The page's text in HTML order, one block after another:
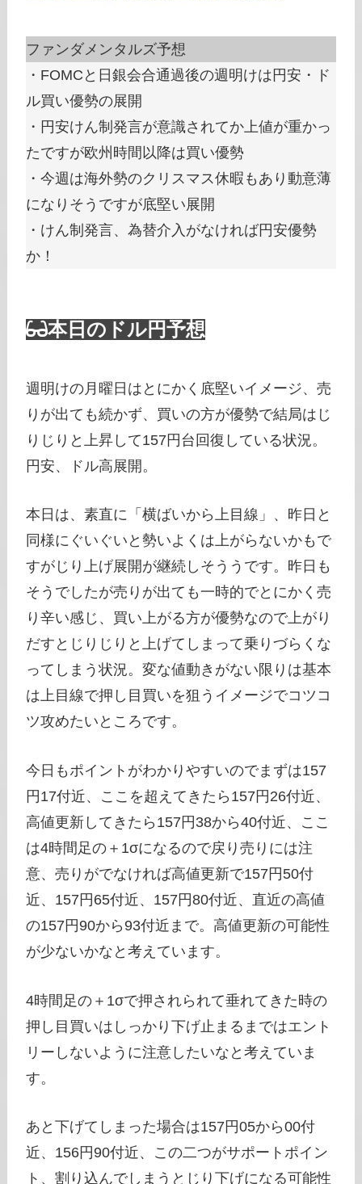
ファンダメンタルズ予想
・FOMCと日銀会合通過後の週明けは円安・ド
ル買い優勢の展開
・円安けん制発言が意識されてか上値が重かっ
たですが欧州時間以降は買い優勢
・今週は海外勢のクリスマス休暇もあり動意薄
になりそうですが底堅い展開
・けん制発言、為替介入がなければ円安優勢
か！
本日のドル円予想
週明けの月曜日はとにかく底堅いイメージ、売
りが出ても続かず、買いの方が優勢で結局はじ
りじりと上昇して157円台回復している状況。
円安、ドル高展開。
本日は、素直に「横ばいから上目線」、昨日と
同様にぐいぐいと勢いよくは上がらないかもで
すがじり上げ展開が継続しそううです。昨日も
そうでしたが売りが出ても一時的でとにかく売
り辛い感じ、買い上がる方が優勢なので上がり
だすとじりじりと上げてしまって乗りづらくな
ってしまう状況。変な値動きがない限りは基本
は上目線で押し目買いを狙うイメージでコツコ
ツ攻めたいところです。
今日もポイントがわかりやすいのでまずは157
円17付近、ここを超えてきたら157円26付近、
高値更新してきたら157円38から40付近、ここ
は4時間足の＋1σになるので戻り売りには注
意、売りがでなければ高値更新で157円50付
近、157円65付近、157円80付近、直近の高値
の157円90から93付近まで。高値更新の可能性
が少ないかなと考えています。
4時間足の＋1σで押されられて垂れてきた時の
押し目買いはしっかり下げ止まるまではエント
リーしないように注意したいなと考えていま
す。
あと下げてしまった場合は157円05から00付
近、156円90付近、この二つがサポートポイン
ト、割り込んでしまうとじり下げになる可能性